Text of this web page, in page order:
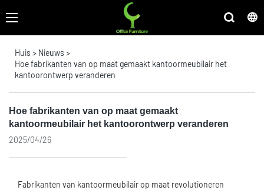
Huis > Nieuws >
Hoe fabrikanten van op maat gemaakt kantoormeubilair het
kantoorontwerp veranderen
Hoe fabrikanten van op maat gemaakt
kantoormeubilair het kantoorontwerp veranderen
2025/04/26
Fabrikanten van kantoormeubilair op maat revolutioneren